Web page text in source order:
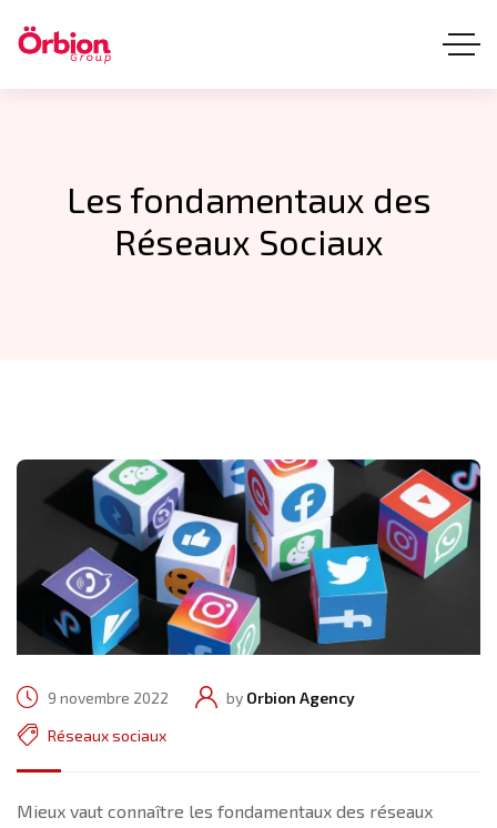
Les fondamentaux des
Réseaux Sociaux
9 novembre 2022 by Orbion Agency
Réseaux sociaux
Mieux vaut connaître les fondamentaux des réseaux